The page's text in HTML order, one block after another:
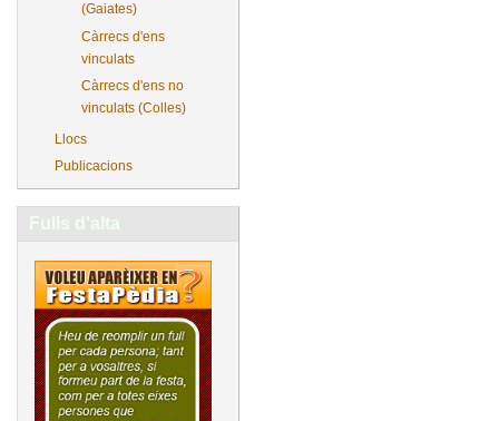
(Gaiates)
Càrrecs d'ens
vinculats
Càrrecs d'ens no
vinculats (Colles)
Llocs
Publicacions
Fulls d'alta